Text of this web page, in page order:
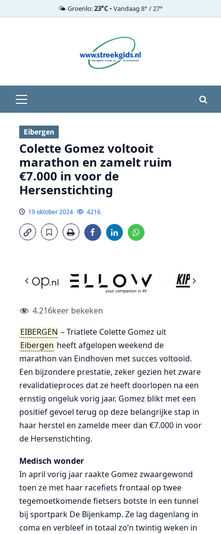
🌤️ Groenlo:23°C • Vandaag 8° / 27°
menu
Eibergen
Colette Gomez voltooit
marathon en zamelt ruim
€7.000 in voor de
Hersenstichting
19 oktober 2024 4216
4.216keer bekeken
EIBERGEN – Triatlete Colette Gomez uit
Eibergen heeft afgelopen weekend de
marathon van Eindhoven met succes voltooid.
Een bijzondere prestatie, zeker gezien het zware
revalidatieproces dat ze heeft doorlopen na een
ernstig ongeluk vorig jaar. Gomez blikt met een
positief gevoel terug op deze belangrijke stap in
haar herstel en zamelde meer dan €7.000 in voor
de Hersenstichting.
Medisch wonder
In april vorig jaar raakte Gomez zwaargewond
toen ze met haar racefiets frontaal op twee
tegemoetkomende fietsers botste in een tunnel
bij sportpark De Bijenkamp. Ze lag dagenlang in
coma en verbleef in totaal zo’n twintig weken in